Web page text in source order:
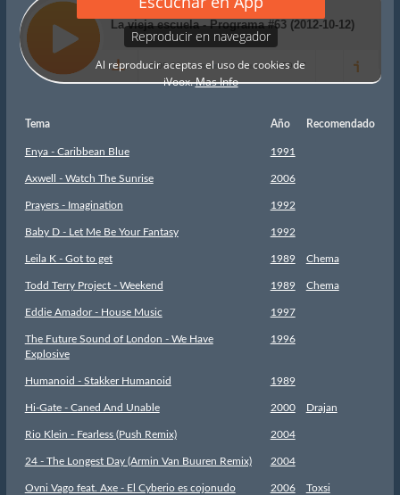
Tema Año Recomendado
Enya - Caribbean Blue 1991
Axwell - Watch The Sunrise 2006
Prayers - Imagination 1992
Baby D - Let Me Be Your Fantasy 1992
Leila K - Got to get 1989 Chema
Todd Terry Project - Weekend 1989 Chema
Eddie Amador - House Music 1997
The Future Sound of London - We Have
Explosive
1996
Humanoid - Stakker Humanoid 1989
Hi-Gate - Caned And Unable 2000 Drajan
Rio Klein - Fearless (Push Remix) 2004
24 - The Longest Day (Armin Van Buuren Remix) 2004
Ovni Vago feat. Axe - El Cyberio es cojonudo 2006 Toxsi